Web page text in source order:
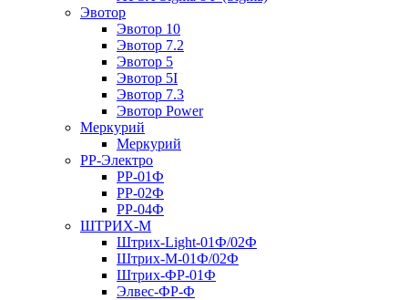
Эвотор
Эвотор 10
Эвотор 7.2
Эвотор 5
Эвотор 5I
Эвотор 7.3
Эвотор Power
Меркурий
Меркурий
РР-Электро
РР-01Ф
РР-02Ф
РР-04Ф
ШТРИХ-М
Штрих-Light-01Ф/02Ф
Штрих-М-01Ф/02Ф
Штрих-ФР-01Ф
Элвес-ФР-Ф